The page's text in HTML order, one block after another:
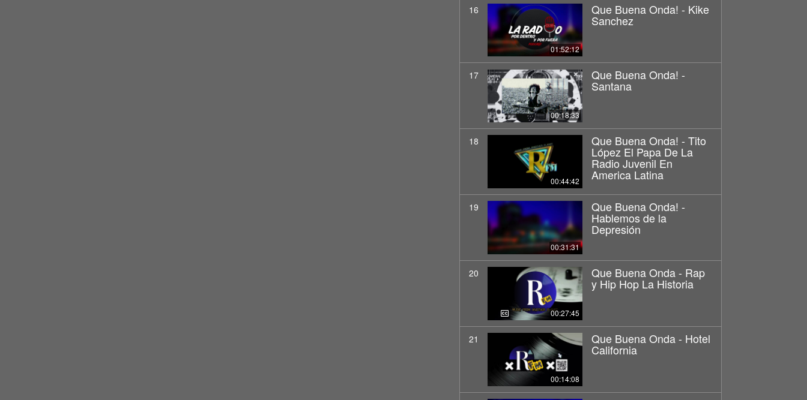
16
01:52:12
Que Buena Onda! - Kike
Sanchez
17
00:18:33
Que Buena Onda! -
Santana
18
00:44:42
Que Buena Onda! - Tito
López El Papa De La
Radio Juvenil En
America Latina
19
00:31:31
Que Buena Onda! -
Hablemos de la
Depresión
20
00:27:45
Que Buena Onda - Rap
y Hip Hop La Historia
21
00:14:08
Que Buena Onda - Hotel
California